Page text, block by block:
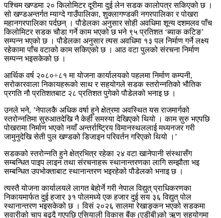
पश्चिम खण्डमा २० किलोमिटर दूरीमा दुई लेन सडक कालोपत्र सकिएको छ ।
सो खण्डअन्तर्गत म्याग्दे गाउँपालिका, शुक्लागण्डकी नगरपालिका र पोखरा
महानगरपालिका पर्दछन् । पौडेलका अनुसार सोही अवधिमा शून्य दशमलव पाँच
किलोमिटर सडक चौडा गर्ने काम भएको छ भने ९५ प्रतिशत ‘ब्याक कटिङ’
सम्पन्न भएको छ । पौडेलका अनुसार त्यस अवधिमा १३ पल निर्माण गर्ने लक्ष्य
रहेकामा पाँच वटाको काम सकिएको छ । आठ वटा पुलको संरचना निर्माण
सम्पन्न भइसकेको छ ।
आर्थिक वर्ष २०८०÷८१ मा योजना कार्यालयको पहलमा निर्माण कम्पनी,
सरोकारवाला निकायहरूको साथ र सहयोगले सडक स्तरोन्नतिको भौतिक
प्रगति नौ प्रतिशतबाट २८ प्रतिशत पुगेको पौडेलको भनाइ छ ।
उनले भने, ’नेपालकै अधिक वर्षा हुने क्षेत्रमा अवस्थित यस राजमार्गको
स्तरोन्नतिमा सुरुआतदेखि नै केही समस्या देखिएको थियो । काम सुरु भएपछि
पोखरामा निर्माण भएको नयाँ अन्तर्राष्ट्रिय विमानस्थललाई मध्यनजर गरी
जामुनुदेखि सेती पुल खण्डको डिजाइन परिवर्तन गरिएको थियो ।’
सडकको स्तरोन्नति हुने क्षेत्रभित्र रहेका २४ वटा खानेपानी संस्थासँग
सम्बन्धित पाइप लाइन तथा संरचनाहरू स्थानान्तरणका लागि सम्झौता भइ
सम्बन्धित उपभोक्ताबाट स्थानान्तरण भइरहेको पौडेलको भनाइ छ ।
त्यस्तै योजना कार्यालयले लागत बेहोर्ने गरी नेपाल विद्युत् प्राधिकरणका
निकायमार्फत दुई हजार ३१ पोलमध्ये एक हजार दुई सय ३६ विद्युत् पोल
स्थानान्तरण भइसकेको छ । विसं २०२६ सालमा रेखाङ्कन भएको सडकमा
सवारीको चाप बढ्दै गएपछि एसियाली विकास बैंक (एडीबी)को ऋण सहयोगमा